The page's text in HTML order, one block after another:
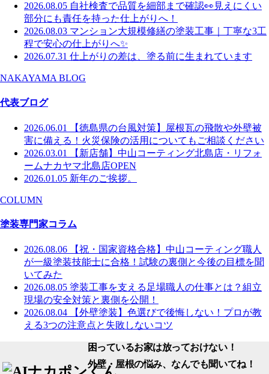
2026.08.05 自社検査で品質を細部まで確認👀見えにくい
部分にも責任を持った仕上がりへ！
2026.08.03 マンション大規模修繕の塗装工事｜丁寧な3工
程で安心の仕上がりへ✨
2026.07.31 仕上がりの差は、塗る前に生まれています
NAKAYAMA BLOG
代表ブログ
2026.06.01
【徳島県の台風対策】屋根瓦の飛散や外壁被
害に備える！火災保険の活用についてもご相談ください
2026.03.01
【新店舗】中山コーティング北島店・リフォ
ームナカヤマ北島店OPEN
2026.01.05 新年のご挨拶。
COLUMN
塗装専門家コラム
2026.08.06
【祝・国家資格合格】中山コーティング職人
が一級塗装技能士に合格！試験の裏側と今後の目標を聞
いてみた
2026.08.05 塗装工事を支える足場職人の仕事とは？組立
現場の安全対策と裏側を公開！
2026.08.04
【外壁塗装】色選びで後悔しない！プロが教
える3つの注意点と失敗しないコツ
困っているお家は放っておけない！
外壁・屋根の悩み、なんでも聞いてね！